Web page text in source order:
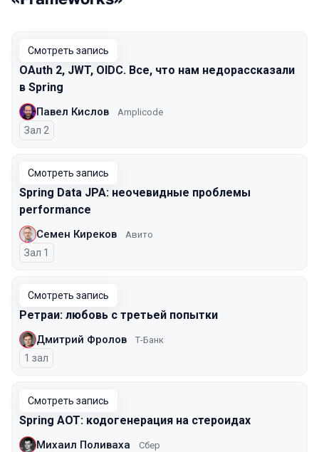
Смотреть запись
OAuth 2, JWT, OIDC. Все, что нам недорассказали
в Spring
Павел Кислов Amplicode
Зал 2
Смотреть запись
Spring Data JPA: неочевидные проблемы
performance
Семен Киреков Авито
Зал 1
Смотреть запись
Ретраи: любовь с третьей попытки
Дмитрий Фролов Т-Банк
1 зал
Смотреть запись
Spring AOT: кодогенерация на стероидах
Михаил Поливаха Сбер